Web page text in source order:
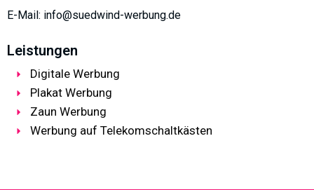
E-Mail: info@suedwind-werbung.de
Leistungen
Digitale Werbung
Plakat Werbung
Zaun Werbung
Werbung auf Telekomschaltkästen